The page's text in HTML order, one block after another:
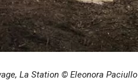
La Station © Eleonora Paciullo